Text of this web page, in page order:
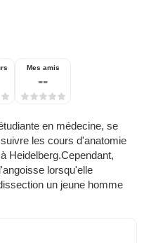
Mes amis
--
en médecine, se
les cours d'anatomie
Heidelberg.Cependant,
lorsqu'elle
un jeune homme